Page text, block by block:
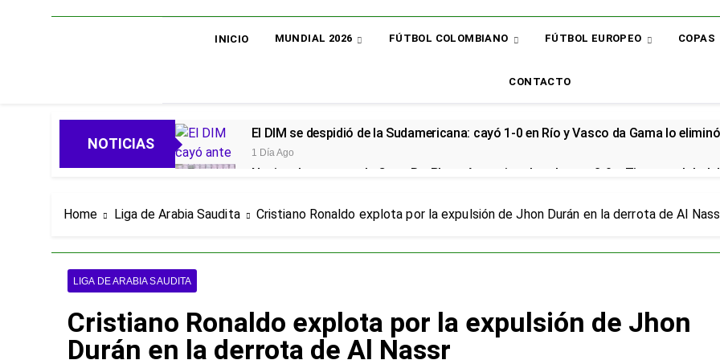
INICIO MUNDIAL 2026 FÚTBOL COLOMBIANO FÚTBOL EUROPEO COPAS
CONTACTO
NOTICIAS
El DIM se despidió de la Sudamericana: cayó 1-0 en Río y Vasco da Gama lo eliminó
1 Día Ago
Nacional avanza en la Copa BetPlay y Armani vuelve al arco: 2-0 a Tigres y global
Oficial: Néstor Lorenzo renovó con la Selección Colombia y seguirá rumbo al
Piero Hincapié, oficial en el Arsenal: el sudamericano se queda en el campeón de la
4 Días Ago
Goleadas y un líder sorpresa: así quedó la Liga BetPlay tras la fecha 2
4 Días Ago
Home Liga de Arabia Saudita Cristiano Ronaldo explota por la expulsión de Jhon Durán en la derrota de Al
LIGA DE ARABIA SAUDITA
Cristiano Ronaldo explota por la expulsión de Jhon
Durán en la derrota de Al Nassr